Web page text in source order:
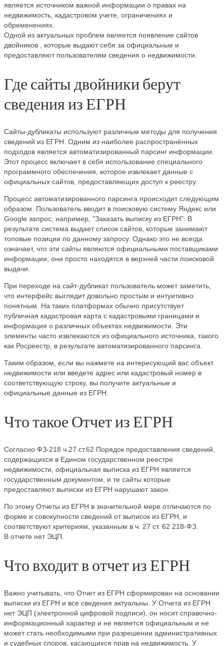
является источником важной информации о правах на
недвижимость, кадастровом учете, ограничениях и
обременениях.
Одной из актуальных проблем является появление сайтов
двойников , которые выдают себя за официальные и
предоставляют пользователям сведения о недвижимости.
Где сайты двойники берут
сведения из ЕГРН
Сайты-дубликаты используют различные методы для получения
сведений из ЕГРН. Одним из наиболее распространённых
подходов является автоматизированный парсинг информации.
Этот процесс включает в себя использование специального
программного обеспечения, которое извлекает данные с
официальных сайтов, предоставляющих доступ к реестру.
Процесс автоматизированного парсинга происходит следующим
образом. Пользователь вводит в поисковую систему Яндекс или
Google запрос, например, "Заказать выписку из ЕГРН". В
результате система выдает список сайтов, которые занимают
топовые позиции по данному запросу. Однако это не всегда
означает, что эти сайты являются официальными поставщиками
информации; они просто находятся в верхней части поисковой
выдачи.
При переходе на сайт-дубликат пользователь может заметить,
что интерфейс выглядит довольно простым и интуитивно
понятным. На таких платформах обычно присутствует
публичная кадастровая карта с кадастровыми границами и
информация о различных объектах недвижимости. Эти
элементы часто извлекаются из официального источника, такого
как Росреестр, в результате автоматизированного парсинга.
Таким образом, если вы нажмете на интересующий вас объект
недвижимости или введете адрес или кадастровый номер в
соответствующую строку, вы получите актуальные и
официальные данные из ЕГРН.
Что такое Отчет из ЕГРН
Согласно ФЗ-218 ч.27 ст.62 Порядок предоставления сведений,
содержащихся в Едином государственном реестре
недвижимости, официальная выписка из ЕГРН является
государственным документом, и те сайты которые
предоставляют выписки из ЕГРН нарушают закон.
По этому Отчеты из ЕГРН в значительной мере отличаются по
форме и совокупности сведений от выписок из ЕГРН, и
соответствуют критериям, указанным в ч. 27 ст. 62 218-ФЗ.
В отчете нет ЭЦП.
Что входит в отчет из ЕГРН
Важно учитывать, что Отчет из ЕГРН сформирован на основании
выписки из ЕГРН и все сведения актуальны. У Отчета из ЕГРН
нет ЭЦП (электронной цифровой подписи), он носит справочно-
информационный характер и не является официальным и не
может стать необходимыми при разрешении административных
и судебных споров, касающихся прав на недвижимость. У